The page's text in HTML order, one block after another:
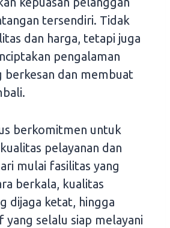
tersendiri. Tidak
dan harga, tetapi juga
pengalaman
berkesan dan membuat
berkomitmen untuk
pelayanan dan
mulai fasilitas yang
berkala, kualitas
dijaga ketat, hingga
yang selalu siap melayani